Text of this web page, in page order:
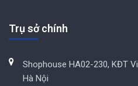
Trụ sở chính
Shophouse HA02-230, KĐT
Hà Nội